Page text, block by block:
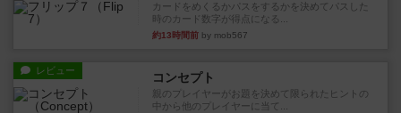
カードをめくるかパスをするかを決めてパスした
時のカード数字が得点になる...
約13時間前 by mob567
レビュー コンセプト
親のプレイヤーがお題を決めて限られたヒントの
中から他のプレイヤーに当て...